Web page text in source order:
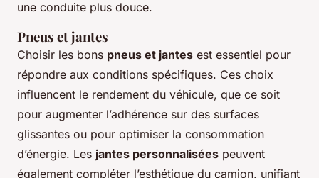
une conduite plus douce.
Pneus et jantes
Choisir les bons pneus et jantes est essentiel pour
répondre aux conditions spécifiques. Ces choix
influencent le rendement du véhicule, que ce soit
pour augmenter l’adhérence sur des surfaces
glissantes ou pour optimiser la consommation
d’énergie. Les jantes personnalisées peuvent
également compléter l’esthétique du camion, unifiant